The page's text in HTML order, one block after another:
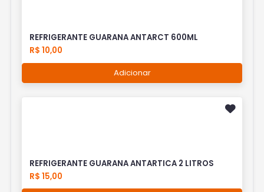
REFRIGERANTE GUARANA ANTARCT 600ML
R$ 10,00
Adicionar
REFRIGERANTE GUARANA ANTARTICA 2 LITROS
R$ 15,00